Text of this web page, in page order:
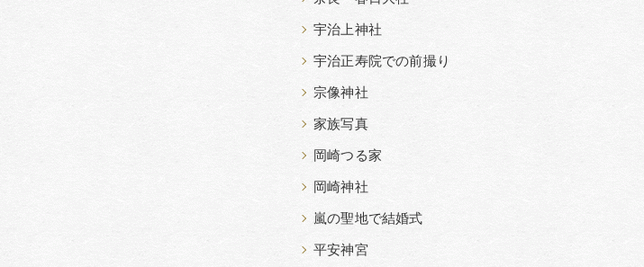
宇治上神社
宇治正寿院での前撮り
宗像神社
家族写真
岡崎つる家
岡崎神社
嵐の聖地で結婚式
平安神宮